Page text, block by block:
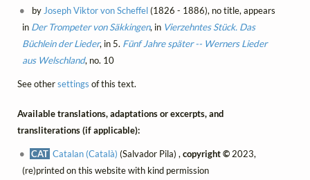
byJoseph Viktor von Scheffel(1826 - 1886), no title, appears
in Der Trompeter von Säkkingen, in Vierzehntes Stück. Das
Büchlein der Lieder, in 5. Fünf Jahre später -- Werners Lieder
aus Welschland, no. 10
See othersettings of this text.
Available translations, adaptations or excerpts, and
transliterations (if applicable):
CAT Catalan (Català) (Salvador Pila) ,copyright © 2023,
(re)printed on this website with kind permission